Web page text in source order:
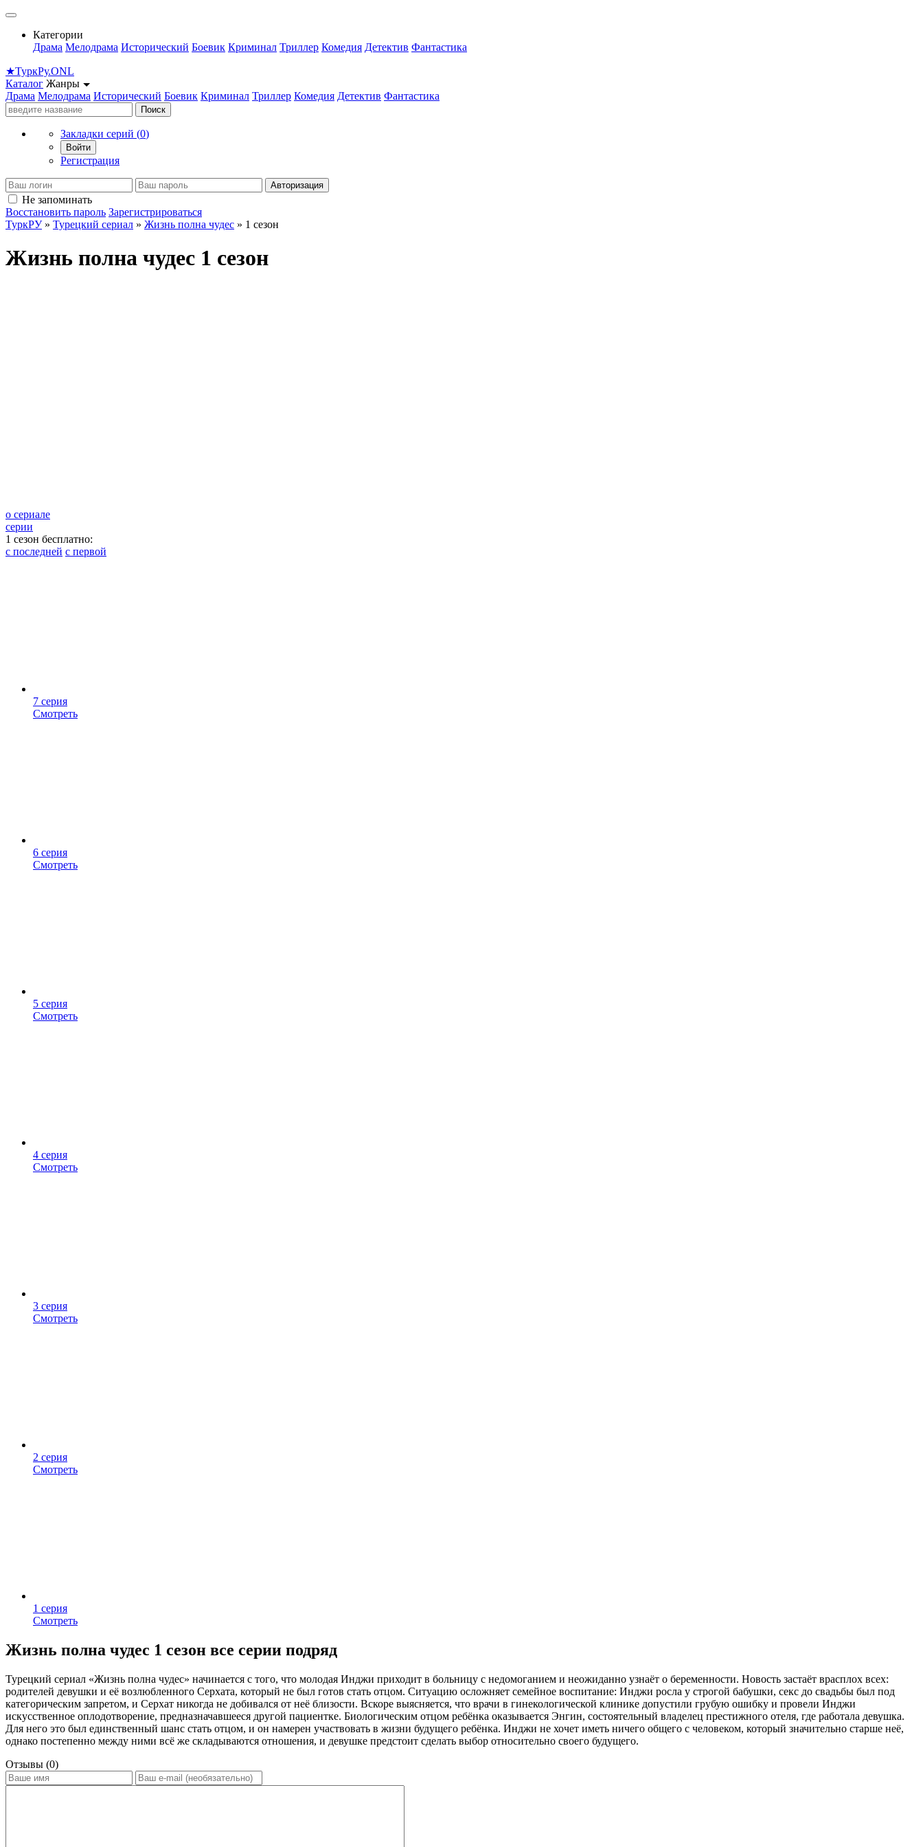
Категории
Драма Мелодрама Исторический Боевик Криминал Триллер Комедия Детектив Фантастика
★ТуркРу.ONL
Каталог Жанры
Драма Мелодрама Исторический Боевик Криминал Триллер Комедия Детектив Фантастика
Поиск
Закладки серий (0)
Войти
Регистрация
Авторизация
Не запоминать
Восстановить пароль Зарегистрироваться
ТуркРУ» Турецкий сериал » Жизнь полна чудес » 1 сезон
Жизнь полна чудес 1 сезон
о сериале
серии
1 сезон бесплатно:
с последней с первой
7 серия
Смотреть
6 серия
Смотреть
5 серия
Смотреть
4 серия
Смотреть
3 серия
Смотреть
2 серия
Смотреть
1 серия
Смотреть
Жизнь полна чудес 1 сезон все серии подряд
Турецкий сериал «Жизнь полна чудес» начинается с того, что молодая Инджи приходит в больницу с недомоганием и неожиданно узнаёт о беременности. Новость застаёт врасплох всех:
родителей девушки и её возлюбленного Серхата, который не был готов стать отцом. Ситуацию осложняет семейное воспитание: Инджи росла у строгой бабушки, секс до свадьбы был под
категорическим запретом, и Серхат никогда не добивался от неё близости. Вскоре выясняется, что врачи в гинекологической клинике допустили грубую ошибку и провели Инджи
искусственное оплодотворение, предназначавшееся другой пациентке. Биологическим отцом ребёнка оказывается Энгин, состоятельный владелец престижного отеля, где работала девушка.
Для него это был единственный шанс стать отцом, и он намерен участвовать в жизни будущего ребёнка. Инджи не хочет иметь ничего общего с человеком, который значительно старше неё,
однако постепенно между ними всё же складываются отношения, и девушке предстоит сделать выбор относительно своего будущего.
Отзывы (0)